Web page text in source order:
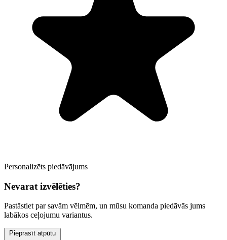
Personalizēts piedāvājums
Nevarat izvēlēties?
Pastāstiet par savām vēlmēm, un mūsu komanda piedāvās jums
labākos ceļojumu variantus.
Pieprasīt atpūtu